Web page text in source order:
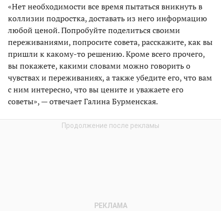
«Нет необходимости все время пытаться вникнуть в
коллизии подростка, доставать из него информацию
любой ценой. Попробуйте поделиться своими
переживаниями, попросите совета, расскажите, как вы
пришли к какому-то решению. Кроме всего прочего,
вы покажете, какими словами можно говорить о
чувствах и переживаниях, а также убедите его, что вам
с ним интересно, что вы цените и уважаете его
советы», — отвечает Галина Бурменская.